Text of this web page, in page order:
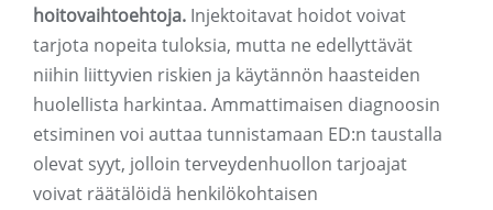
hoitovaihtoehtoja. Injektoitavat hoidot voivat
tarjota nopeita tuloksia, mutta ne edellyttävät
niihin liittyvien riskien ja käytännön haasteiden
huolellista harkintaa. Ammattimaisen diagnoosin
etsiminen voi auttaa tunnistamaan ED:n taustalla
olevat syyt, jolloin terveydenhuollon tarjoajat
voivat räätälöidä henkilökohtaisen